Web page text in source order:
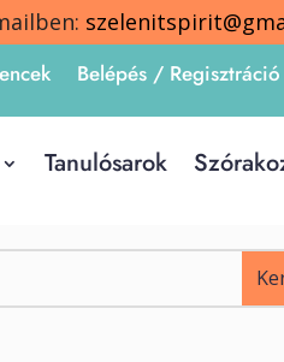
Belépés / Regisztráció
Tanulósarok